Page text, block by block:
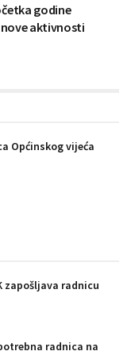
godine
aktivnosti
Općinskog vijeća
zapošljava radnicu
radnica na